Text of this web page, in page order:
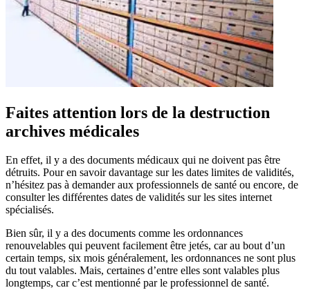
Faites attention lors de la destruction
archives médicales
En effet, il y a des documents médicaux qui ne doivent pas être
détruits. Pour en savoir davantage sur les dates limites de validités,
n’hésitez pas à demander aux professionnels de santé ou encore, de
consulter les différentes dates de validités sur les sites internet
spécialisés.
Bien sûr, il y a des documents comme les ordonnances
renouvelables qui peuvent facilement être jetés, car au bout d’un
certain temps, six mois généralement, les ordonnances ne sont plus
du tout valables. Mais, certaines d’entre elles sont valables plus
longtemps, car c’est mentionné par le professionnel de santé.